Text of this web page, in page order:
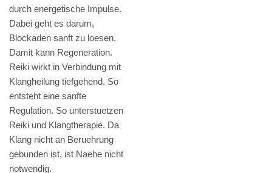
durch energetische Impulse.
Dabei geht es darum,
Blockaden sanft zu loesen.
Damit kann Regeneration.
Reiki wirkt in Verbindung mit
Klangheilung tiefgehend. So
entsteht eine sanfte
Regulation. So unterstuetzen
Reiki und Klangtherapie. Da
Klang nicht an Beruehrung
gebunden ist, ist Naehe nicht
notwendig.